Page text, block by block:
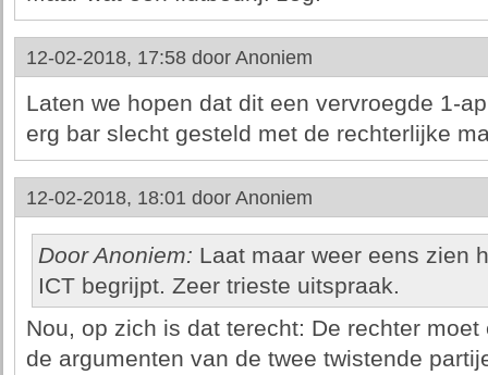
12-02-2018, 17:58 door Anoniem
Laten we hopen dat dit een vervroegde 1-
erg bar slecht gesteld met de rechterlijke
12-02-2018, 18:01 door Anoniem
Door Anoniem: Laat maar weer eens zien
ICT begrijpt. Zeer trieste uitspraak.
Nou, op zich is dat terecht: De rechter
de argumenten van de twee twistende